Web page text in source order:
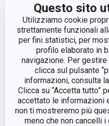
Questo sito
Utilizziamo cookie
strettamente funzionali
per fini statistici, per
profilo elaborato in
navigazione. Per
clicca sul pulsante
informazioni, consulta
Clicca su “Accetta tutto”
accettato le informazioni
non ti mostreremo più
meno che non cancelli
LAVAGGIO IN
EAN
DURATA DELLA GARANZIA
ANNI)
Pacchetto